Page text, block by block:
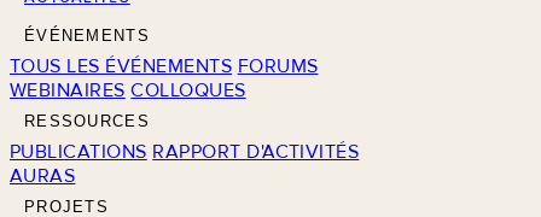
ÉVÉNEMENTS
TOUS LES ÉVÉNEMENTS FORUMS
WEBINAIRES COLLOQUES
RESSOURCES
PUBLICATIONS RAPPORT D'ACTIVITÉS
AURAS
PROJETS